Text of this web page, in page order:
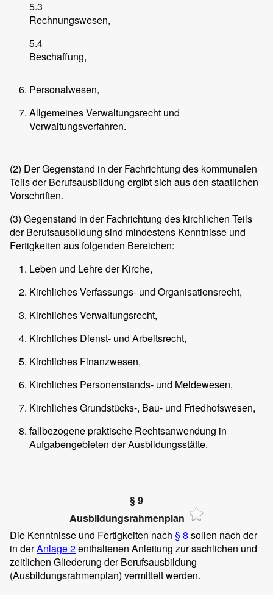
5.3
Rechnungswesen,
5.4
Beschaffung,
Personalwesen,
Allgemeines Verwaltungsrecht und
Verwaltungsverfahren.
(2) Der Gegenstand in der Fachrichtung des kommunalen
Teils der Berufsausbildung ergibt sich aus den staatlichen
Vorschriften.
(3) Gegenstand in der Fachrichtung des kirchlichen Teils
der Berufsausbildung sind mindestens Kenntnisse und
Fertigkeiten aus folgenden Bereichen:
Leben und Lehre der Kirche,
Kirchliches Verfassungs- und Organisationsrecht,
Kirchliches Verwaltungsrecht,
Kirchliches Dienst- und Arbeitsrecht,
Kirchliches Finanzwesen,
Kirchliches Personenstands- und Meldewesen,
Kirchliches Grundstücks-, Bau- und Friedhofswesen,
fallbezogene praktische Rechtsanwendung in
Aufgabengebieten der Ausbildungsstätte.
§ 9
Ausbildungsrahmenplan
Die Kenntnisse und Fertigkeiten nach § 8 sollen nach der
in derAnlage 2enthaltenen Anleitung zur sachlichen und
zeitlichen Gliederung der Berufsausbildung
(Ausbildungsrahmenplan) vermittelt werden.